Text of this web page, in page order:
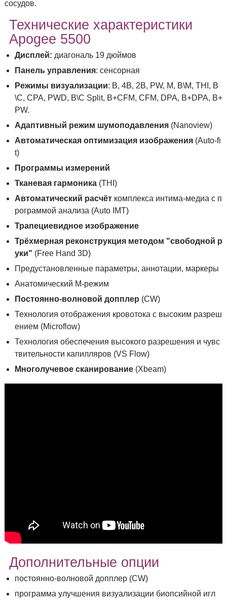
сосудов.
Технические характеристики
Apogee 5500
Дисплей: диагональ 19 дюймов
Панель управления: сенсорная
Режимы визуализации: B, 4B, 2B, PW, M, B\M, THI, B
\C, CPA, PWD, B\C Split, B+CFM, CFM, DPA, B+DPA, B+
PW.
Адаптивный режим шумоподавления(Nanoview)
Автоматическая оптимизация изображения(Auto-fi
t)
Программы измерений
Тканевая гармоника(THI)
Автоматический расчёткомплекса интима-медиа с п
рограммой анализа (Auto IMT)
Трапециевидное изображение
Трёхмерная реконструкция методом "свободной р
уки" (Free Hand 3D)
Предустановленные параметры, аннотации, маркеры
Анатомический M-режим
Постоянно-волновой допплер (CW)
Технология отображения кровотока с высоким разреш
ением (Microflow)
Технология обеспечения высокого разрешения и чувс
твительности капилляров (VS Flow)
Многолучевое сканирование(Xbeam)
Дополнительные опции
постоянно-волновой допплер (CW)
программа улучшения визуализации биопсийной игл